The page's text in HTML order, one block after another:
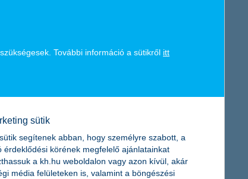
szinten elégítse ki, és a lehető legteljesebb
és a háztartások finanszírozásán keresztül. A
és folyamatos tevékenységet. A Bankcsoport az
át két, egyenként 30-30 milliárd forint értékű
További információ a sütikről itt
sütik
segítenek abban, hogy személyre szabott, a
érdeklődési körének megfelelő ajánlatainkat
a kh.hu weboldalon vagy azon kívül, akár
média felületeken is, valamint a böngészési